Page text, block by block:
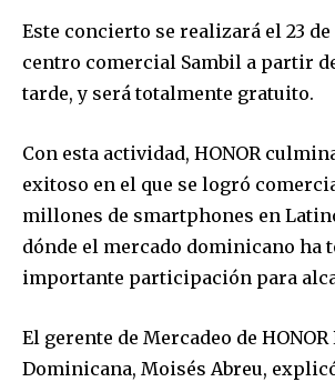
Este concierto se realizará el 23
centro comercial Sambil a partir
tarde, y será totalmente gratuito.
Con esta actividad, HONOR
exitoso en el que se logró
millones de smartphones en
dónde el mercado dominicano ha
importante participación para
El gerente de Mercadeo de
Dominicana, Moisés Abreu,